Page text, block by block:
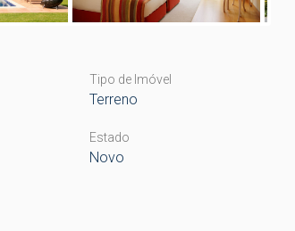
Tipo de Imóvel
Terreno
Estado
Novo